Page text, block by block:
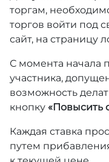
торгам,
торгов войти под
сайт, на страницу
С момента начала
участника,
возможность
кнопку «Повысить
Каждая ставка
путем